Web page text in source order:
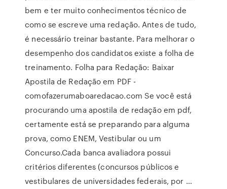
bem e ter muito conhecimentos técnico de
como se escreve uma redação. Antes de tudo,
é necessário treinar bastante. Para melhorar o
desempenho dos candidatos existe a folha de
treinamento. Folha para Redação: Baixar
Apostila de Redação em PDF -
comofazerumaboaredacao.com Se você está
procurando uma apostila de redação em pdf,
certamente está se preparando para alguma
prova, como ENEM, Vestibular ou um
Concurso.Cada banca avaliadora possui
critérios diferentes (concursos públicos e
vestibulares de universidades federais, por …